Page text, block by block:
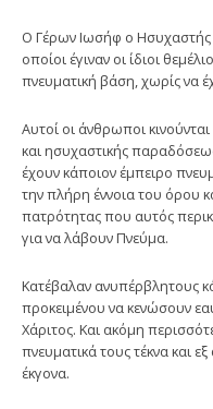
Ο Γέρων Ιωσήφ ο Ησυχαστής
οποίοι έγιναν οι ίδιοι
πνευματική βάση, χωρίς να
Αυτοί οι άνθρωποι
και ησυχαστικής
έχουν κάποιον έμπειρο
την πλήρη έννοια του όρου
πατρότητας που αυτός
για να λάβουν Πνεύμα.
Κατέβαλαν ανυπέρβλητους
προκειμένου να κενώσουν
Χάριτος. Και ακόμη
πνευματικά τους τέκνα και
έκγονα.